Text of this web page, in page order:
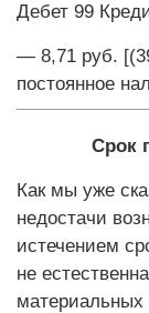
Дебет 99
— 8,71 руб.
постоянное
Срок
Как мы уже
недостачи
истечением
не
материальных